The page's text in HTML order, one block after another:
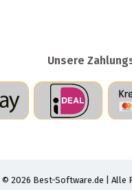
Unsere
© 2026 Best-Software.de | Alle